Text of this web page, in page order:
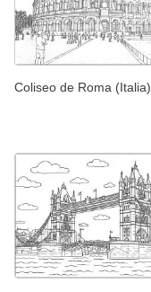
Coliseo de Roma (Italia)